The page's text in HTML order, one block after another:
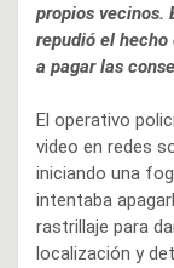
propios vecinos.
repudió el hecho
a pagar las
El operativo
video en redes
iniciando una
intentaba
rastrillaje para
localización y